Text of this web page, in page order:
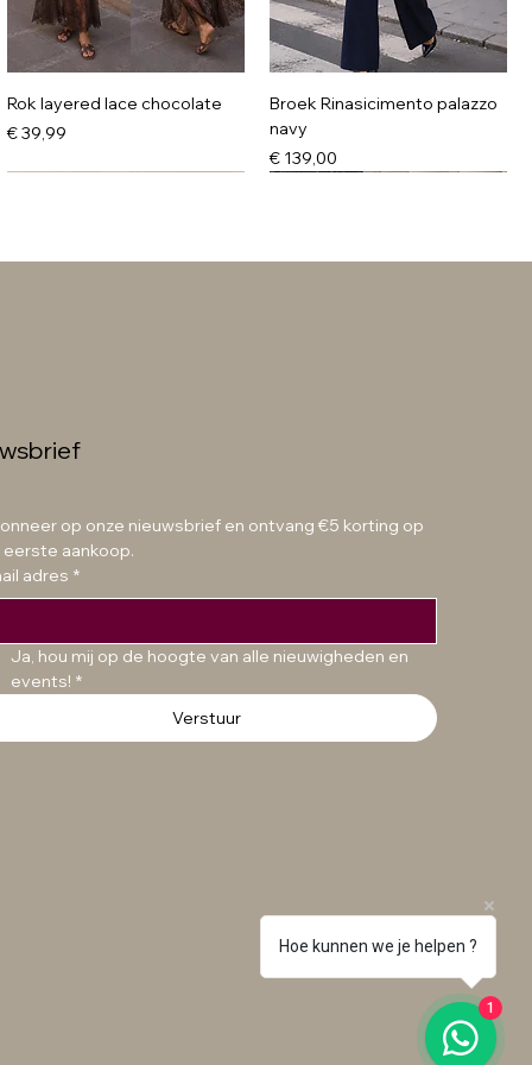
Rok layered lace chocolate
Prijs
€ 39,99
Broek Rinasicimento palazzo
navy
Prijs
€ 139,00
Knit sweater burgundy pink
Prijs
€ 49,99
Knit sweater coffee pink
op onze nieuwsbrief en ontvang €5 korting op
eerste aankoop.
adres *
Ja, hou mij op de hoogte van alle nieuwigheden en
events! *
Verstuur
Hoe kunnen we je helpen ?
1